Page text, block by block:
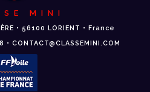
MINI
• 56100 LORIENT • France
CONTACT@CLASSEMINI.COM